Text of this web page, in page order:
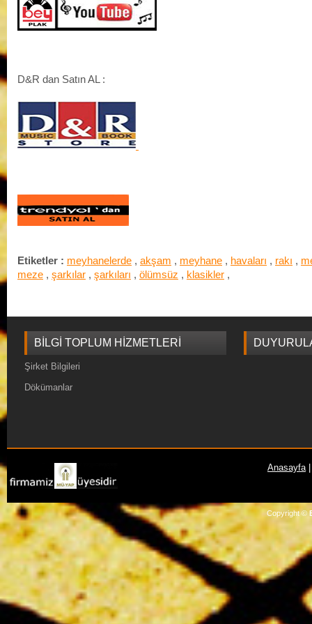
D&R dan Satın AL :
Etiketler : meyhanelerde , akşam , meyhane , havaları , rakı ,
meze , şarkılar , şarkıları , ölümsüz , klasikler ,
BILGI TOPLUM HIZMETLERI
Şirket Bilgileri
Dökümanlar
Anasayfa
Copyright ©